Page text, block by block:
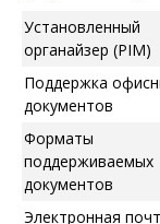
Установленный
органайзер (PIM)
Поддержка
документов
Форматы
поддерживаемых
документов
Электронная